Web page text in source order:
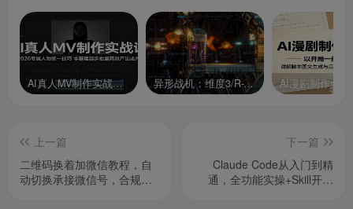
AI真人MV制作实战课：2026专属人物统一技巧，零基础起步批量高效产出成片 异形战机：维度3/R-Type Dimensions III
上一篇
二维码换着加微信教程，自
动切换承接微信号，合规制
下一篇
Claude Code从入门到精
通，全功能实操+Skill开发